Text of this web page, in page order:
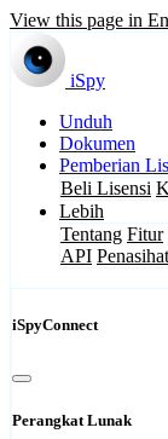
View this page in
iSpy
Unduh
Dokumen
Pemberian
Beli Lisensi
Lebih
Tentang Fitur
API
iSpyConnect
Perangkat Lunak